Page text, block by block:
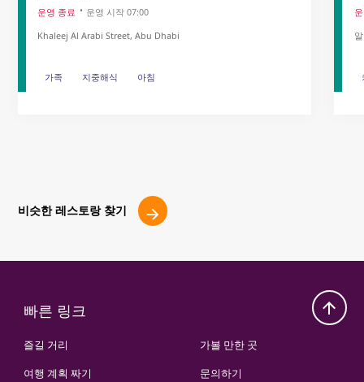
운영 종료
운영 시작 07:00
Khaleej Al Arabi Street, Abu Dhabi
가족 지중해식 아침
가족 지중해식 아침
비슷한 레스토랑 찾기
빠른 링크
즐길 거리
여행 계획 짜기
가볼 만한 곳
문의하기